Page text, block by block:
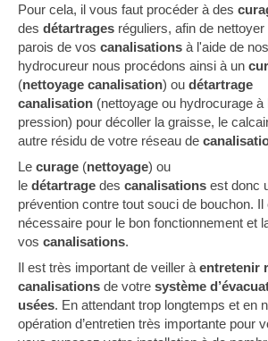
Pour cela, il vous faut procéder à des
des détartrages réguliers, afin de nettoyer
parois de vos canalisations à l'aide de
hydrocureur nous procédons ainsi à un
(nettoyage canalisation) ou détartrage
canalisation (nettoyage ou hydrocurage à
pression) pour décoller la graisse, le
autre résidu de votre réseau de
Le curage (nettoyage) ou
le détartrage des canalisations est donc
prévention contre tout souci de bouchon.
nécessaire pour le bon fonctionnement et
vos canalisations.
Il est très important de veiller à entretenir
canalisations de votre système
usées. En attendant trop longtemps et en
opération d’entretien très importante pour